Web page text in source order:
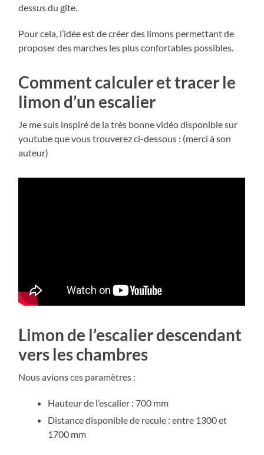
dessus du gîte.
Pour cela, l’idée est de créer des limons permettant de
proposer des marches les plus confortables possibles.
Comment calculer et tracer le
limon d’un escalier
Je me suis inspiré de la très bonne vidéo disponible sur
youtube que vous trouverez ci-dessous : (merci à son
auteur)
Limon de l’escalier descendant
vers les chambres
Nous avions ces paramètres :
Hauteur de l’escalier : 700 mm
Distance disponible de recule : entre 1300 et
1700 mm